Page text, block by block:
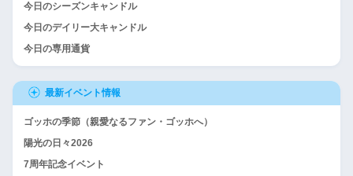
今日のシーズンキャンドル
今日のデイリー大キャンドル
今日の専用通貨
最新イベント情報
ゴッホの季節（親愛なるファン・ゴッホへ）
陽光の日々2026
7周年記念イベント